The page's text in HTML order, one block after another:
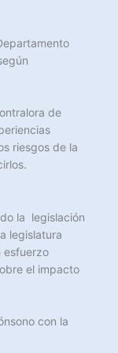
de
riesgos de la
la legislación
legislatura
esfuerzo
el impacto
con la